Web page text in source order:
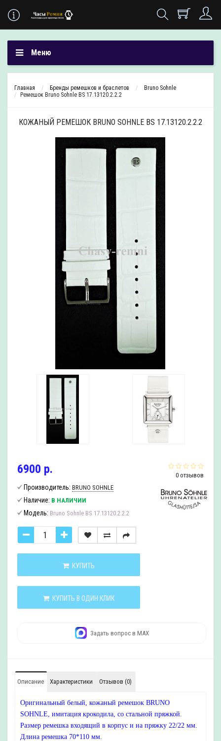
Меню
Главная Бренды ремешков и браслетов
Bruno Sohnle
Ремешок Bruno Sohnle BS 17.13120.2.2.2
КОЖАНЫЙ РЕМЕШОК BRUNO SOHNLE BS 17.13120.2.2.2
0 отзывов
6900 р.
Производитель: BRUNO SOHNLE
Наличие: В НАЛИЧИИ
Модель: Bruno Sohnle BS 17.13120.2.2.2
КУПИТЬ
КУПИТЬ В ОДИН КЛИК
Задать вопрос в MAX
Описание Характеристики Отзывов (0)
Оригинальный белый, кожаный ремешок BRUNO
SOHNLE, имитация крокодила, со стальной пряжкой.
Размер ремешка входящий в корпус и на пряжку 22/22 мм.
Длина ремешка 70*110 мм.